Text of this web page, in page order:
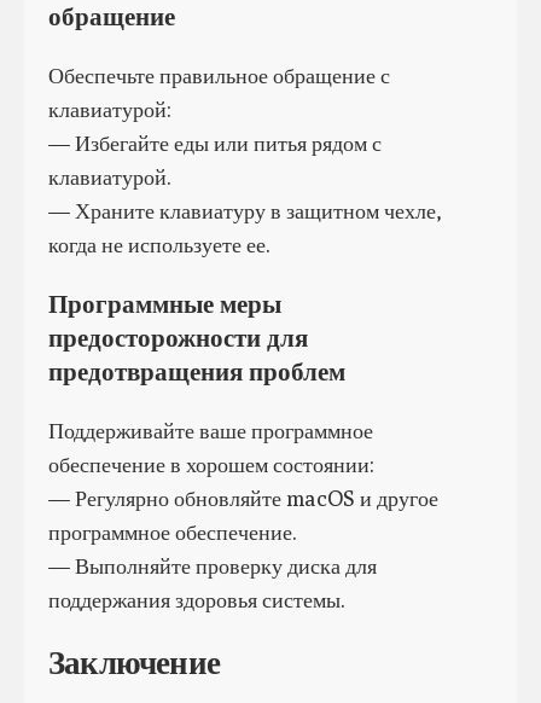
обращение
Обеспечьте правильное обращение с
клавиатурой:
— Избегайте еды или питья рядом с
клавиатурой.
— Храните клавиатуру в защитном чехле,
когда не используете ее.
Программные меры
предосторожности для
предотвращения проблем
Поддерживайте ваше программное
обеспечение в хорошем состоянии:
— Регулярно обновляйте macOS и другое
программное обеспечение.
— Выполняйте проверку диска для
поддержания здоровья системы.
Заключение